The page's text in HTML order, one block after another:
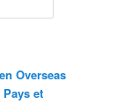
Overseas
et